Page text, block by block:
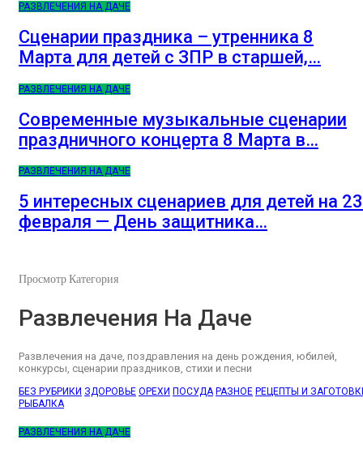
РАЗВЛЕЧЕНИЯ НА ДАЧЕ
Сценарии праздника – утренника 8
Марта для детей с ЗПР в старшей,…
РАЗВЛЕЧЕНИЯ НА ДАЧЕ
Современные музыкальные сценарии
праздничного концерта 8 Марта в…
РАЗВЛЕЧЕНИЯ НА ДАЧЕ
5 интересных сценариев для детей на 23
февраля — День защитника…
Просмотр Категория
Развлечения На Даче
Развлечения на даче, поздравления на день рождения, юбилей,
конкурсы, сценарии праздников, стихи и песни
БЕЗ РУБРИКИ ЗДОРОВЬЕ ОРЕХИ ПОСУДА РАЗНОЕ РЕЦЕПТЫ И
РЫБАЛКА
РАЗВЛЕЧЕНИЯ НА ДАЧЕ